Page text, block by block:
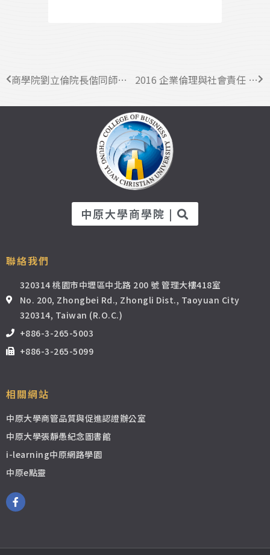
商學院劉立倫院長偕同師生43人參訪山東大學(威海) 校區學術交流 2016 企業倫理與社會責任 精進學術研討會
中原大學商學院 |
聯絡我們
320314 桃園市中壢區中北路 200 號 管理大樓418室
No. 200, Zhongbei Rd., Zhongli Dist., Taoyuan City
320314, Taiwan (R.O.C.)
+886-3-265-5003
+886-3-265-5099
相關網站
中原大學商管品質與促進認證辦公室
中原大學張靜愚紀念圖書館
i-learning中原網路學園
中原e點靈